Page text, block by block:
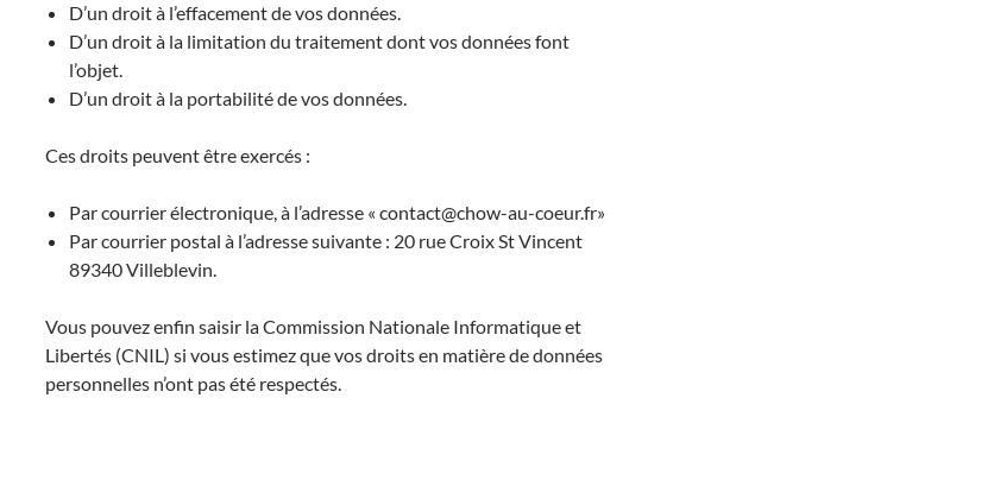
D’un droit à l’effacement de vos données.
D’un droit à la limitation du traitement dont vos données font
l’objet.
D’un droit à la portabilité de vos données.
Ces droits peuvent être exercés :
Par courrier électronique, à l’adresse « contact@chow-au-coeur.fr»
Par courrier postal à l’adresse suivante : 20 rue Croix St Vincent
89340 Villeblevin.
Vous pouvez enfin saisir la Commission Nationale Informatique et
Libertés (CNIL) si vous estimez que vos droits en matière de données
personnelles n’ont pas été respectés.